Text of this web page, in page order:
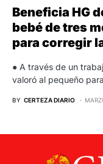
Beneficia HG
bebé de tres
para corregir
● A través de un
valoró al pequeño
BY CERTEZA DIARIO